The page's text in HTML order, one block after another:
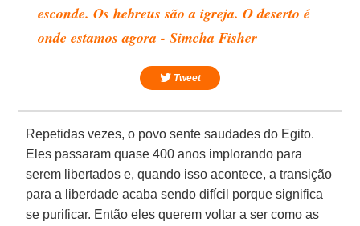
esconde. Os hebreus são a igreja. O deserto é
onde estamos agora - Simcha Fisher
Tweet
Repetidas vezes, o povo sente saudades do Egito.
Eles passaram quase 400 anos implorando para
serem libertados e, quando isso acontece, a transição
para a liberdade acaba sendo difícil porque significa
se purificar. Então eles querem voltar a ser como as